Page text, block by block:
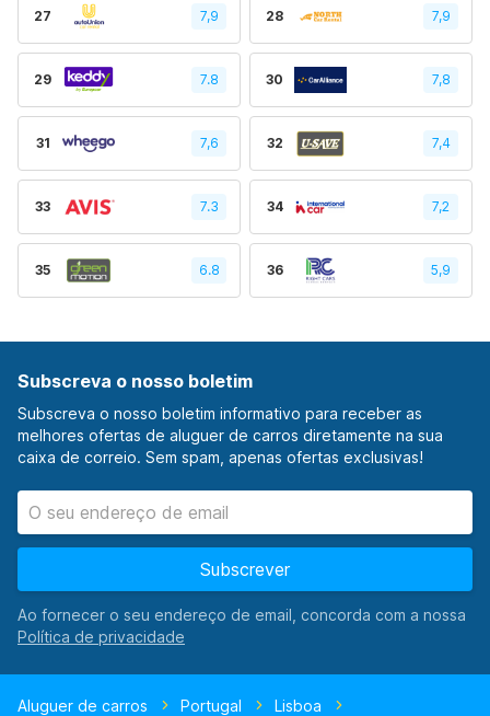
27 7,9 28 7,9
29 7.8 30 7,8
31 7,6 32 7,4
33 7.3 34 7,2
35 6.8 36 5,9
Subscreva o nosso boletim
Subscreva o nosso boletim informativo para receber as
melhores ofertas de aluguer de carros diretamente na sua
caixa de correio. Sem spam, apenas ofertas exclusivas!
Subscrever
Ao fornecer o seu endereço de email, concorda com a nossa
Aluguer de carros Portugal
Lisboa